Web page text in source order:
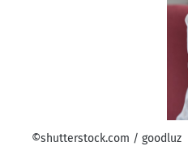
©shutterstock.com / goodluz